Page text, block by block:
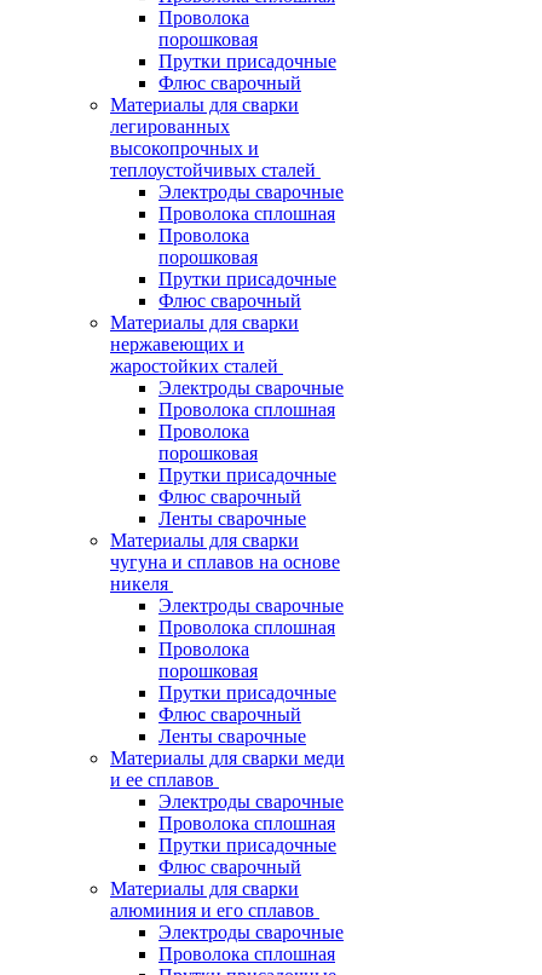
Проволока
порошковая
Прутки присадочные
Флюс сварочный
Материалы для сварки
легированных
высокопрочных и
теплоустойчивых сталей
Электроды сварочные
Проволока сплошная
Проволока
порошковая
Прутки присадочные
Флюс сварочный
Материалы для сварки
нержавеющих и
жаростойких сталей
Электроды сварочные
Проволока сплошная
Проволока
порошковая
Прутки присадочные
Флюс сварочный
Ленты сварочные
Материалы для сварки
чугуна и сплавов на основе
никеля
Электроды сварочные
Проволока сплошная
Проволока
порошковая
Прутки присадочные
Флюс сварочный
Ленты сварочные
Материалы для сварки меди
и ее сплавов
Электроды сварочные
Проволока сплошная
Прутки присадочные
Флюс сварочный
Материалы для сварки
алюминия и его сплавов
Электроды сварочные
Проволока сплошная